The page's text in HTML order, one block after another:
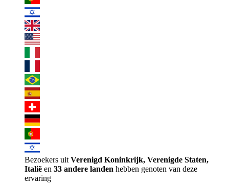
Bezoekers uit Verenigd Koninkrijk, Verenigde Staten,
Italië en 33 andere landen hebben genoten van deze
ervaring